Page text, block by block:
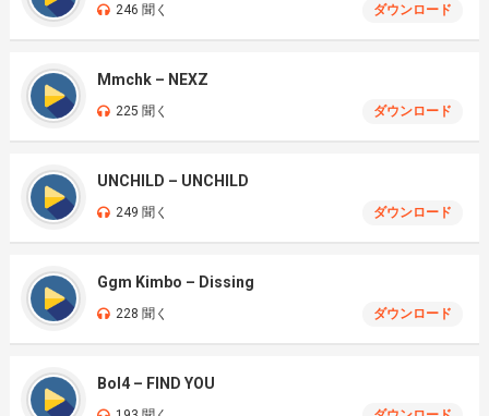
246 聞く ダウンロード
Mmchk – NEXZ
225 聞く ダウンロード
UNCHILD – UNCHILD
249 聞く ダウンロード
Ggm Kimbo – Dissing
228 聞く ダウンロード
Bol4 – FIND YOU